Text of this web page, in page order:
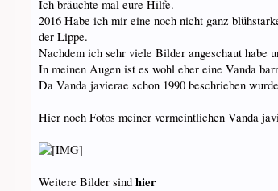
Ich bräuchte mal eure Hilfe.
2016 Habe ich mir eine noch nicht ganz
der Lippe.
Nachdem ich sehr viele Bilder angeschaut habe
In meinen Augen ist es wohl eher eine Vanda
Da Vanda javierae schon 1990 beschrieben
Hier noch Fotos meiner vermeintlichen Vanda
Weitere Bilder sindhier